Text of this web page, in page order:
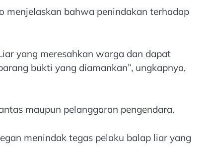
menjelaskan bahwa penindakan terhadap
yang meresahkan warga dan dapat
bukti yang diamankan”, ungkapnya,
maupun pelanggaran pengendara.
menindak tegas pelaku balap liar yang